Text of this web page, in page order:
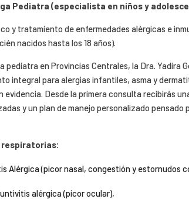
Pediatra (especialista en niños y
y tratamiento de enfermedades alérgicas e
nacidos hasta los 18 años).
pediatra en Provincias Centrales, la Dra. Yadira
integral para alergias infantiles, asma y
evidencia. Desde la primera consulta recibirás
y un plan de manejo personalizado
Alérgica (picor nasal, congestión y estornudos
alérgica (picor ocular),